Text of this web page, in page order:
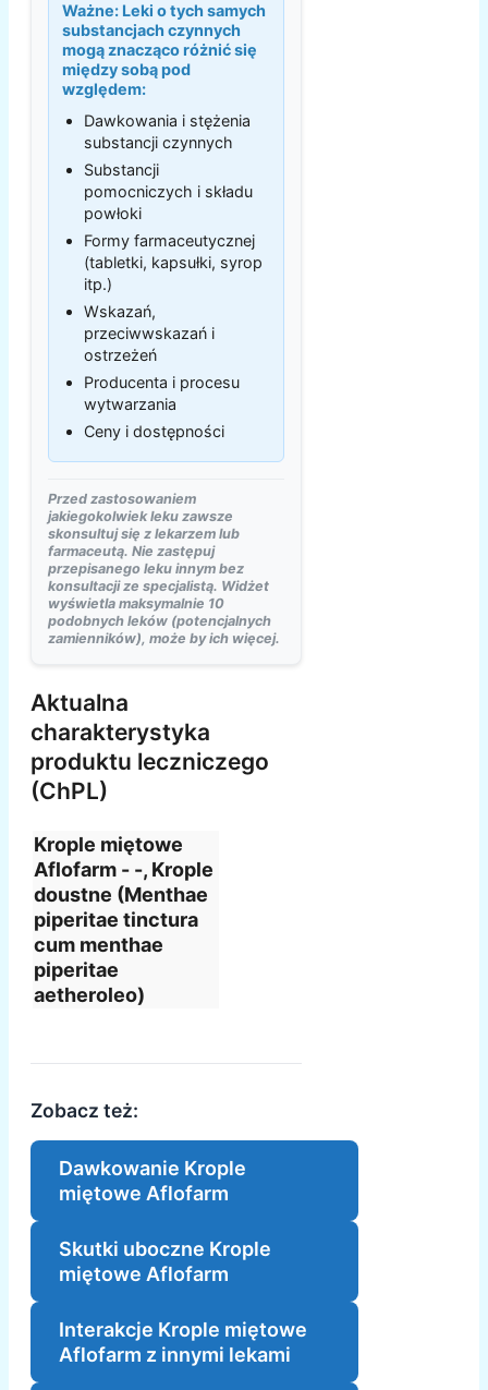
Ważne: Leki o tych samych
substancjach czynnych
mogą znacząco różnić się
między sobą pod
względem:
Dawkowania i stężenia
substancji czynnych
Substancji
pomocniczych i składu
powłoki
Formy farmaceutycznej
(tabletki, kapsułki, syrop
itp.)
Wskazań,
przeciwwskazań i
ostrzeżeń
Producenta i procesu
wytwarzania
Ceny i dostępności
Przed zastosowaniem
jakiegokolwiek leku zawsze
skonsultuj się z lekarzem lub
farmaceutą. Nie zastępuj
przepisanego leku innym bez
konsultacji ze specjalistą. Widżet
wyświetla maksymalnie 10
podobnych leków (potencjalnych
zamienników), może by ich więcej.
Aktualna
charakterystyka
produktu leczniczego
(ChPL)
Krople miętowe
Aflofarm - -, Krople
doustne (Menthae
piperitae tinctura
cum menthae
piperitae
aetheroleo)
Zobacz też:
Dawkowanie Krople
miętowe Aflofarm
Skutki uboczne Krople
miętowe Aflofarm
Interakcje Krople miętowe
Aflofarm z innymi lekami